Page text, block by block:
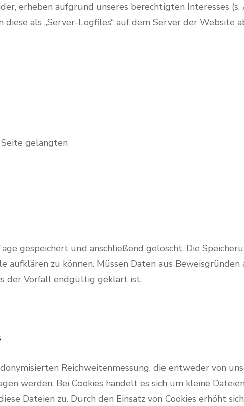
erheben aufgrund unseres berechtigten Interesses (s.
als „Server-Logfiles“ auf dem Server der Website
gelangten
gespeichert und anschließend gelöscht. Die
aufklären zu können. Müssen Daten aus
der Vorfall endgültig geklärt ist.
Reichweitenmessung, die entweder von
werden. Bei Cookies handelt es sich um kleine
Dateien zu. Durch den Einsatz von Cookies erhöht